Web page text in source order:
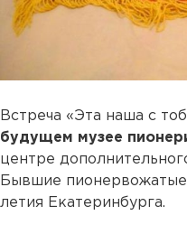
Встреча «Эта наша с
будущем музее
центре
Бывшие пионервожатые
летия Екатеринбурга.